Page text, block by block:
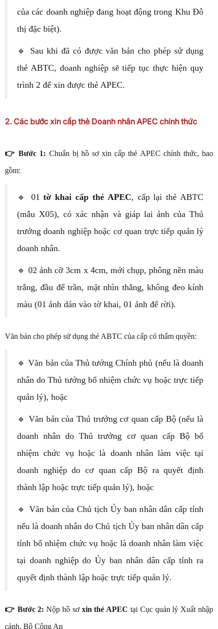
của các doanh nghiệp đang hoạt động trong Khu Đô
thị đặc biệt).
🔹 Sau khi đã có được văn bản cho phép sử dụng
thẻ ABTC, doanh nghiệp sẽ tiếp tục thực hiện quy
trình 2 để xin được thẻ APEC.
2. Các bước xin cấp thẻ Doanh nhân APEC chính thức
👉 Bước 1: Chuẩn bị hồ sơ xin cấp thẻ APEC chính thức, bao
gồm:
🔹 01tờ khai cấp thẻ APEC, cấp lại thẻ ABTC
(mẫu X05), có xác nhận và giáp lai ảnh của Thủ
trưởng doanh nghiệp hoặc cơ quan trực tiếp quản lý
doanh nhân.
🔹 02 ảnh cỡ 3cm x 4cm, mới chụp, phông nền màu
trắng, đầu để trần, mặt nhìn thẳng, không đeo kính
màu (01 ảnh dán vào tờ khai, 01 ảnh để rời).
Văn bản cho phép sử dụng thẻ ABTC của cấp có thẩm quyền:
🔹 Văn bản của Thủ tướng Chính phủ (nếu là doanh
nhân do Thủ tướng bổ nhiệm chức vụ hoặc trực tiếp
quản lý), hoặc
🔹 Văn bản của Thủ trưởng cơ quan cấp Bộ (nếu là
doanh nhân do Thủ trưởng cơ quan cấp Bộ bổ
nhiệm chức vụ hoặc là doanh nhân làm việc tại
doanh nghiệp do cơ quan cấp Bộ ra quyết định
thành lập hoặc trực tiếp quản lý), hoặc
🔹 Văn bản của Chủ tịch Ủy ban nhân dân cấp tỉnh
nếu là doanh nhân do Chủ tịch Ủy ban nhân dân cấp
tỉnh bổ nhiệm chức vụ hoặc là doanh nhân làm việc
tại doanh nghiệp do Ủy ban nhân dân cấp tỉnh ra
quyết định thành lập hoặc trực tiếp quản lý.
👉 Bước 2: Nộp hồ sơ xin thẻ APEC tại Cục quản lý Xuất nhập
cảnh, Bộ Công An